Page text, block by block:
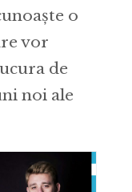
o
vor
de
noi ale